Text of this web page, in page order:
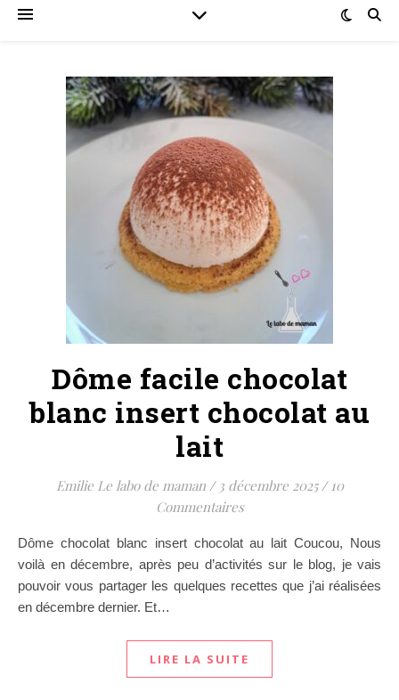
Dôme facile chocolat
blanc insert chocolat au
lait
Emilie Le labo de maman / 3 décembre 2025 / 10
Commentaires
Dôme chocolat blanc insert chocolat au lait Coucou, Nous
voilà en décembre, après peu d’activités sur le blog, je vais
pouvoir vous partager les quelques recettes que j’ai réalisées
en décembre dernier. Et…
LIRE LA SUITE